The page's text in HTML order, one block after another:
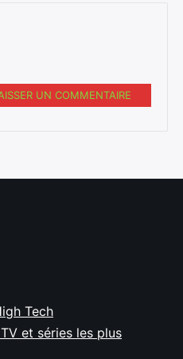
UN COMMENTAIRE
Tech
et séries les plus